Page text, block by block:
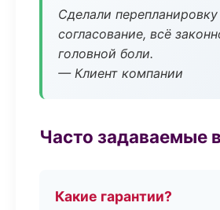
Сделали
согласование, всё
головной боли.
— Клиент компании
Часто задаваемые
Какие гарантии?